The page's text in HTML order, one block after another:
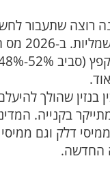
רוצה שתעבור
את המס על
בנזין שהולך
בקנייה.
דלק וגם
החדשה.